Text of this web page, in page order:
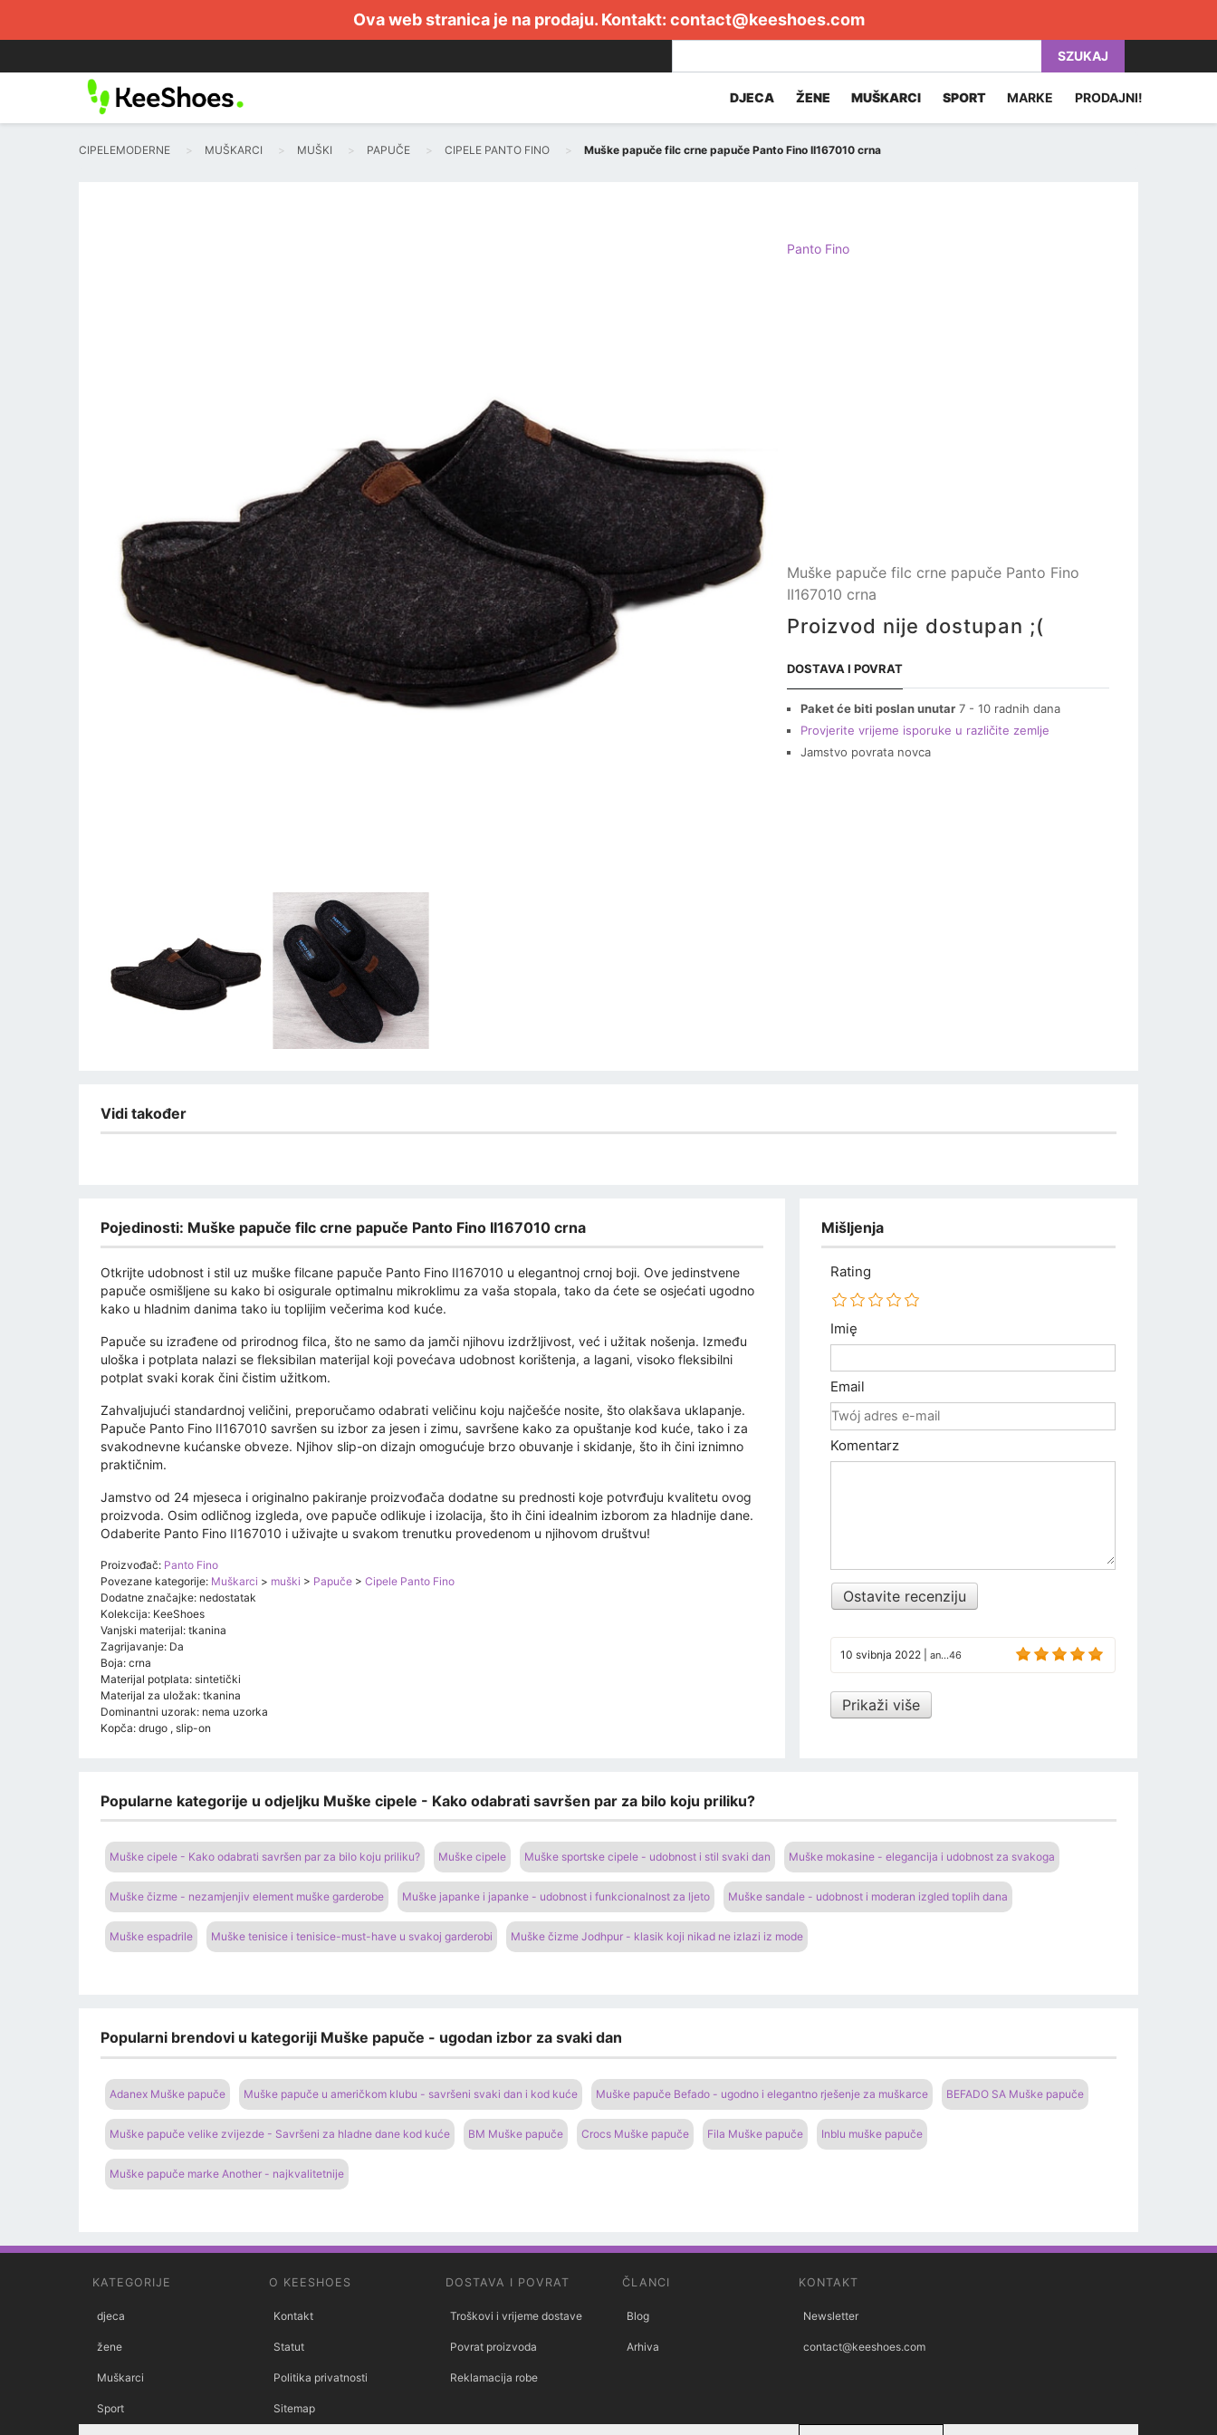
Ova web stranica je na prodaju. Kontakt: contact@keeshoes.com
SZUKAJ
DJECA ŽENE MUŠKARCI SPORT MARKE PRODAJNI!
CIPELEMODERNE MUŠKARCI MUŠKI PAPUČE CIPELE PANTO FINO Muške papuče filc crne papuče Panto Fino II167010 crna
Panto Fino
Muške papuče filc crne papuče Panto Fino
II167010 crna
Proizvod nije dostupan ;(
DOSTAVA I POVRAT
Paket će biti poslan unutar 7 - 10 radnih dana
Provjerite vrijeme isporuke u različite zemlje
Jamstvo povrata novca
Vidi također
Pojedinosti: Muške papuče filc crne papuče Panto Fino II167010 crna
Otkrijte udobnost i stil uz muške filcane papuče Panto Fino II167010 u elegantnoj crnoj boji. Ove jedinstvene
papuče osmišljene su kako bi osigurale optimalnu mikroklimu za vaša stopala, tako da ćete se osjećati ugodno
kako u hladnim danima tako iu toplijim večerima kod kuće.
Papuče su izrađene od prirodnog filca, što ne samo da jamči njihovu izdržljivost, već i užitak nošenja. Između
uloška i potplata nalazi se fleksibilan materijal koji povećava udobnost korištenja, a lagani, visoko fleksibilni
potplat svaki korak čini čistim užitkom.
Zahvaljujući standardnoj veličini, preporučamo odabrati veličinu koju najčešće nosite, što olakšava uklapanje.
Papuče Panto Fino II167010 savršen su izbor za jesen i zimu, savršene kako za opuštanje kod kuće, tako i za
svakodnevne kućanske obveze. Njihov slip-on dizajn omogućuje brzo obuvanje i skidanje, što ih čini iznimno
praktičnim.
Jamstvo od 24 mjeseca i originalno pakiranje proizvođača dodatne su prednosti koje potvrđuju kvalitetu ovog
proizvoda. Osim odličnog izgleda, ove papuče odlikuje i izolacija, što ih čini idealnim izborom za hladnije dane.
Odaberite Panto Fino II167010 i uživajte u svakom trenutku provedenom u njihovom društvu!
Proizvođač: Panto Fino
Povezane kategorije: Muškarci > muški > Papuče > Cipele Panto Fino
Dodatne značajke: nedostatak
Kolekcija: KeeShoes
Vanjski materijal: tkanina
Zagrijavanje: Da
Boja: crna
Materijal potplata: sintetički
Materijal za uložak: tkanina
Dominantni uzorak: nema uzorka
Kopča: drugo , slip-on
Mišljenja
Rating
Imię
Email
Komentarz
Ostavite recenziju
10 svibnja 2022 an...46
Prikaži više
Popularne kategorije u odjeljku Muške cipele - Kako odabrati savršen par za bilo koju priliku?
Muške cipele - Kako odabrati savršen par za bilo koju priliku? Muške cipele Muške sportske cipele - udobnost i stil svaki dan Muške mokasine - elegancija i udobnost za svakoga
Muške čizme - nezamjenjiv element muške garderobe Muške japanke i japanke - udobnost i funkcionalnost za ljeto Muške sandale - udobnost i moderan izgled toplih dana
Muške espadrile Muške tenisice i tenisice-must-have u svakoj garderobi Muške čizme Jodhpur - klasik koji nikad ne izlazi iz mode
Popularni brendovi u kategoriji Muške papuče - ugodan izbor za svaki dan
Adanex Muške papuče Muške papuče u američkom klubu - savršeni svaki dan i kod kuće Muške papuče Befado - ugodno i elegantno rješenje za muškarce BEFADO SA Muške papuče
Muške papuče velike zvijezde - Savršeni za hladne dane kod kuće BM Muške papuče Crocs Muške papuče Fila Muške papuče Inblu muške papuče
Muške papuče marke Another - najkvalitetnije
KATEGORIJE
djeca
žene
Muškarci
Sport
O KEESHOES
Kontakt
Statut
Politika privatnosti
Sitemap
DOSTAVA I POVRAT
Troškovi i vrijeme dostave
Povrat proizvoda
Reklamacija robe
ČLANCI
Blog
Arhiva
KONTAKT
Newsletter
contact@keeshoes.com